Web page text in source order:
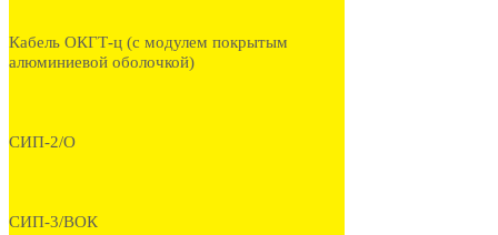
Кабель ОКГТ-ц (с модулем покрытым
алюминиевой оболочкой)
СИП-2/О
СИП-3/ВОК